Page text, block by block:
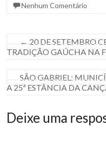
Nenhum Comentário
← 20 DE SETEMBRO
TRADIÇÃO GAÚCHA NA
SÃO GABRIEL:
A 25ª ESTÂNCIA DA
Deixe uma